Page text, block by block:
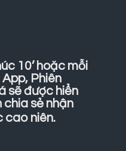
10’ hoặc mỗi
Phiên
sẽ được hiển
chia sẻ nhận
cao niên.